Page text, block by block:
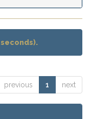
seconds).
previous 1 next